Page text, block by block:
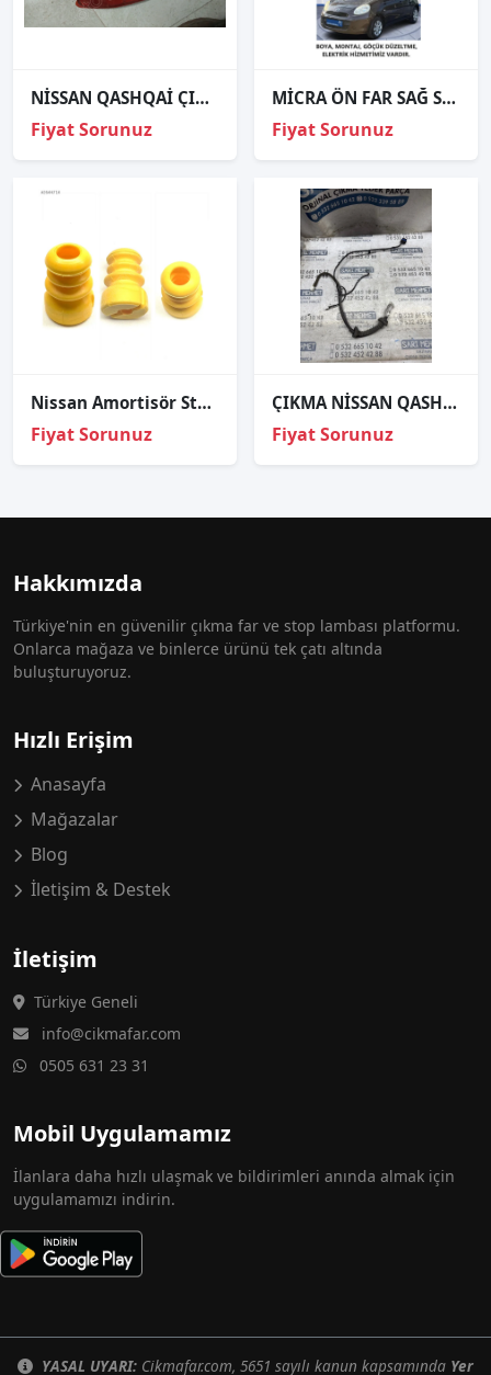
NİSSAN QASHQAİ ÇIKMA SOL STOP
Fiyat Sorunuz
MİCRA ÖN FAR SAĞ SOL 2011 2012 2013 KAMPANYA
Fiyat Sorunuz
Nissan Amortisör Stoperi Primera 90-01 Ön
Fiyat Sorunuz
ÇIKMA NİSSAN QASHQAİ J10 SAĞ ARKA KAPI İÇ TESISATI
Fiyat Sorunuz
Hakkımızda
Türkiye'nin en güvenilir çıkma far ve stop lambası platformu.
Onlarca mağaza ve binlerce ürünü tek çatı altında
buluşturuyoruz.
Hızlı Erişim
Anasayfa
Mağazalar
Blog
İletişim & Destek
İletişim
Türkiye Geneli
info@cikmafar.com
0505 631 23 31
Mobil Uygulamamız
İlanlara daha hızlı ulaşmak ve bildirimleri anında almak için
uygulamamızı indirin.
YASAL UYARI: Cikmafar.com, 5651 sayılı kanun kapsamında Yer